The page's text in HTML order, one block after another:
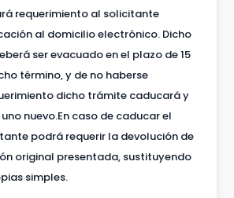
requerimiento al solicitante
al domicilio electrónico. Dicho
ser evacuado en el plazo de 15
término, y de no haberse
dicho trámite caducará y
nuevo.En caso de caducar el
podrá requerir la devolución de
original presentada, sustituyendo
simples.